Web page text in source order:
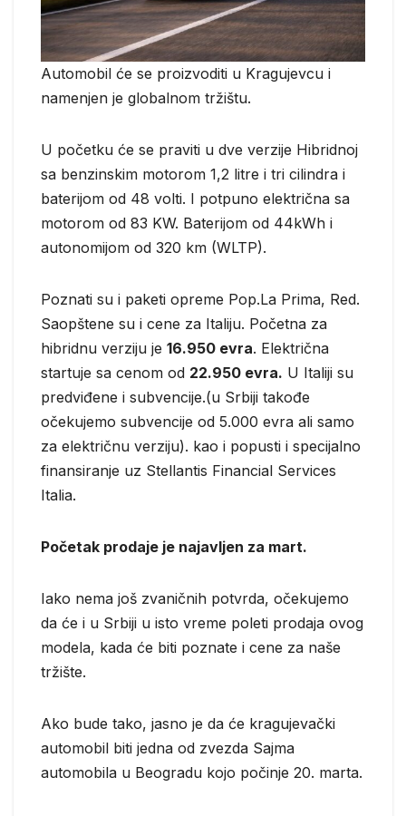
Automobil će se proizvoditi u Kragujevcu i
namenjen je globalnom tržištu.
U početku će se praviti u dve verzije Hibridnoj
sa benzinskim motorom 1,2 litre i tri cilindra i
baterijom od 48 volti. I potpuno električna sa
motorom od 83 KW. Baterijom od 44kWh i
autonomijom od 320 km (WLTP).
Poznati su i paketi opreme Pop.La Prima, Red.
Saopštene su i cene za Italiju. Početna za
hibridnu verziju je 16.950 evra. Električna
startuje sa cenom od 22.950 evra. U Italiji su
predviđene i subvencije.(u Srbiji takođe
očekujemo subvencije od 5.000 evra ali samo
za električnu verziju). kao i popusti i specijalno
finansiranje uz Stellantis Financial Services
Italia.
Početak prodaje je najavljen za mart.
Iako nema još zvaničnih potvrda, očekujemo
da će i u Srbiji u isto vreme poleti prodaja ovog
modela, kada će biti poznate i cene za naše
tržište.
Ako bude tako, jasno je da će kragujevački
automobil biti jedna od zvezda Sajma
automobila u Beogradu kojo počinje 20. marta.